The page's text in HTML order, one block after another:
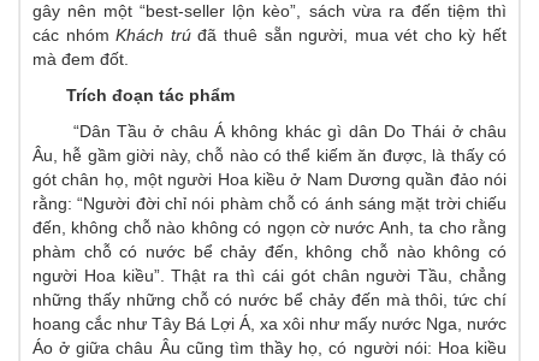
gây nên một “best-seller lộn kèo”, sách vừa ra đến tiệm thì
các nhómKhách trúđã thuê sẵn người, mua vét cho kỳ hết
mà đem đốt.
Trích đoạn tác phẩm
“Dân Tầu ở châu Á không khác gì dân Do Thái ở châu
Âu, hễ gầm giời này, chỗ nào có thể kiếm ăn được, là thấy có
gót chân họ, một người Hoa kiều ở Nam Dương quần đảo nói
rằng: “Người đời chỉ nói phàm chỗ có ánh sáng mặt trời chiếu
đến, không chỗ nào không có ngọn cờ nước Anh, ta cho rằng
phàm chỗ có nước bể chảy đến, không chỗ nào không có
người Hoa kiều”. Thật ra thì cái gót chân người Tầu, chẳng
những thấy những chỗ có nước bể chảy đến mà thôi, tức chí
hoang cắc như Tây Bá Lợi Á, xa xôi như mấy nước Nga, nước
Áo ở giữa châu Âu cũng tìm thầy họ, có người nói: Hoa kiều